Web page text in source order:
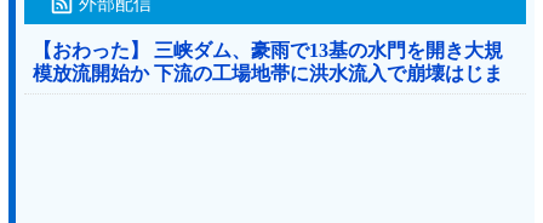
【おわった】 三峡ダム、豪雨で13基の水門を開き大規
模放流開始か 下流の工場地帯に洪水流入で崩壊はじま
る